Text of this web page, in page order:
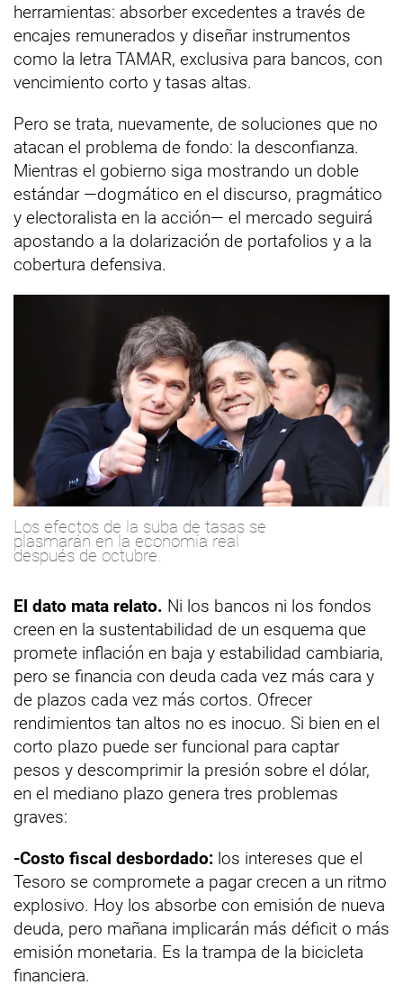
herramientas: absorber excedentes a través de
encajes remunerados y diseñar instrumentos
como la letra TAMAR, exclusiva para bancos, con
vencimiento corto y tasas altas.
Pero se trata, nuevamente, de soluciones que no
atacan el problema de fondo: la desconfianza.
Mientras el gobierno siga mostrando un doble
estándar —dogmático en el discurso, pragmático
y electoralista en la acción— el mercado seguirá
apostando a la dolarización de portafolios y a la
cobertura defensiva.
Los efectos de la suba de tasas se
plasmarán en la economía real
después de octubre.
El dato mata relato. Ni los bancos ni los fondos
creen en la sustentabilidad de un esquema que
promete inflación en baja y estabilidad cambiaria,
pero se financia con deuda cada vez más cara y
de plazos cada vez más cortos. Ofrecer
rendimientos tan altos no es inocuo. Si bien en el
corto plazo puede ser funcional para captar
pesos y descomprimir la presión sobre el dólar,
en el mediano plazo genera tres problemas
graves:
-Costo fiscal desbordado: los intereses que el
Tesoro se compromete a pagar crecen a un ritmo
explosivo. Hoy los absorbe con emisión de nueva
deuda, pero mañana implicarán más déficit o más
emisión monetaria. Es la trampa de la bicicleta
financiera.